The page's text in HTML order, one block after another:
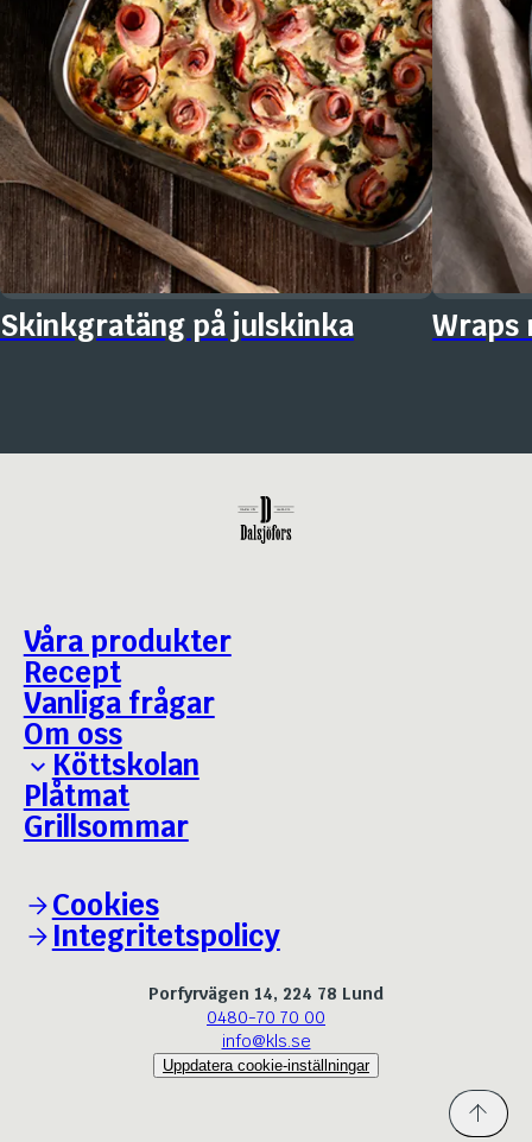
Skinkgratäng på julskinka Wraps
Våra produkter
Recept
Vanliga frågar
Om oss
Köttskolan
Grillguiden
Bäst i test - Julskinka
Plåtmat
Grillsommar
Cookies
Integritetspolicy
Porfyrvägen 14, 224 78 Lund
0480-70 70 00
info@kls.se
Uppdatera cookie-inställningar